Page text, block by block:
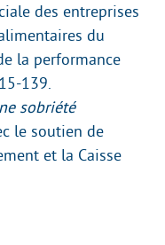
des entreprises
du
la performance
139.
sobriété
le soutien de
et la Caisse